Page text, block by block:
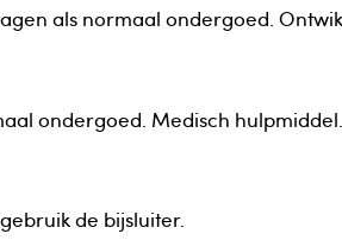
als normaal ondergoed.
ondergoed. Medisch
de bijsluiter.